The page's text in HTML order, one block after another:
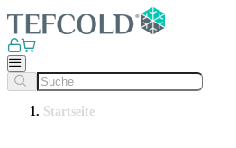
Startseite